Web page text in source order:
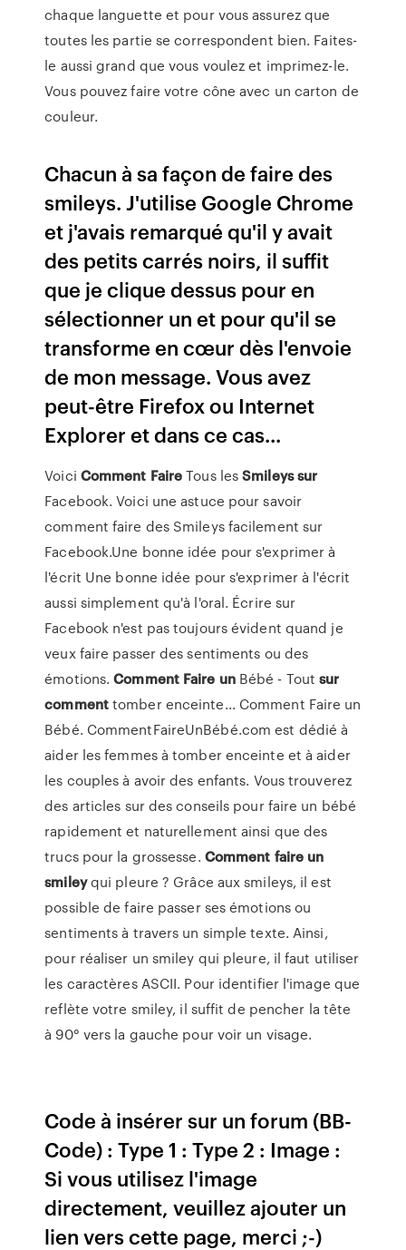
chaque languette et pour vous assurez que
toutes les partie se correspondent bien. Faites-
le aussi grand que vous voulez et imprimez-le.
Vous pouvez faire votre cône avec un carton de
couleur.
Chacun à sa façon de faire des
smileys. J'utilise Google Chrome
et j'avais remarqué qu'il y avait
des petits carrés noirs, il suffit
que je clique dessus pour en
sélectionner un et pour qu'il se
transforme en cœur dès l'envoie
de mon message. Vous avez
peut-être Firefox ou Internet
Explorer et dans ce cas...
Voici Comment FaireTous lesSmileyssur
Facebook. Voici une astuce pour savoir
comment faire des Smileys facilement sur
Facebook.Une bonne idée pour s'exprimer à
l'écrit Une bonne idée pour s'exprimer à l'écrit
aussi simplement qu'à l'oral. Écrire sur
Facebook n'est pas toujours évident quand je
veux faire passer des sentiments ou des
émotions.Comment Faire unBébé - Toutsur
commenttomber enceinte... Comment Faire un
Bébé. CommentFaireUnBébé.com est dédié à
aider les femmes à tomber enceinte et à aider
les couples à avoir des enfants. Vous trouverez
des articles sur des conseils pour faire un bébé
rapidement et naturellement ainsi que des
trucs pour la grossesse. Comment faire un
smileyqui pleure ? Grâce aux smileys, il est
possible de faire passer ses émotions ou
sentiments à travers un simple texte. Ainsi,
pour réaliser un smiley qui pleure, il faut utiliser
les caractères ASCII. Pour identifier l'image que
reflète votre smiley, il suffit de pencher la tête
à 90° vers la gauche pour voir un visage.
Code à insérer sur un forum (BB-
Code) : Type 1 : Type 2 : Image :
Si vous utilisez l'image
directement, veuillez ajouter un
lien vers cette page, merci ;-)